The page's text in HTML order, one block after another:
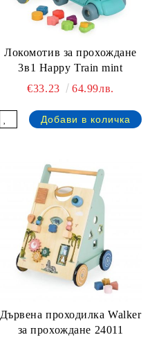
Локомотив за прохождане
3в1 Happy Train mint
€33.23
64.99лв.
Дървена проходилка Walker
за прохождане 24011